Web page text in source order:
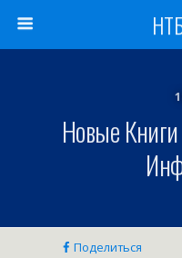
Новые
Поделиться